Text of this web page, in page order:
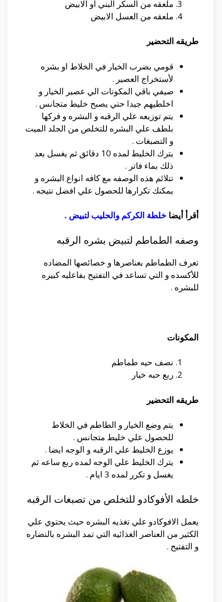
ملعقه من السكر البني او الابيض
ملعقه من العسل الابيض
طريقه التحضير
قومي بضرب الخيار في الخلاط او بشره
لأستخراج العصير .
صيفي باقي المكونات الي عصير الخيار و
اخلطيهم جيدا حتي يصبح خليط متجانس .
يتم توزيعه علي الرقبه و البشره و فركها
بلطف علي البشره للتخلص من الجلد الميت
و التصبغات .
يترك الخليط لمده 10 دقائق ثم يغسل بعد
ذلك بماء فاتر .
تتلائم هذه الوصفه مع كافه انواع البشره و
يمكنك تكرارها للحصول علي افضل نتيجه .
أقرأ أيضا خلطة الكركم والحليب لتبيض .
وصفه الطماطم لتبيض بشره الرقبه
تعرف الطماطم بعناصرها و خصائصها المضاده
للأكسده و التي تساعد في التفتيح بفاعليه كبيره
للبشره .
المكونات
نصف حيه طماطم
ربع حبه خيار
طريقه التحضير
يتم وضع الخيار و الطاطم في الخلاط
للحصول علي خليط متجانس .
يوزع الخليط علي الرقبه و الوجه ايضا .
يترك الخليط علي الوجه لمده ربع ساعه ثم
يغسل و تكرر لمده 3 ايام .
خلطه الأفوكادو للتخلص من تصبغات الرقبه
يعمل الافوكادو علي تغذيه البشره حيث يحتوي علي
الكثير من العناصر الغذائيه التي تمد البشره بالنضاره
و التفتيح .